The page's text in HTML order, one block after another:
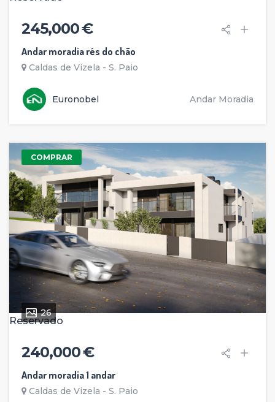
245,000 €
Andar moradia rés do chão
Caldas de Vizela - S. Paio
Euronobel Andar Moradia
COMPRAR
Reservado
26
240,000 €
Andar moradia 1 andar
Caldas de Vizela - S. Paio